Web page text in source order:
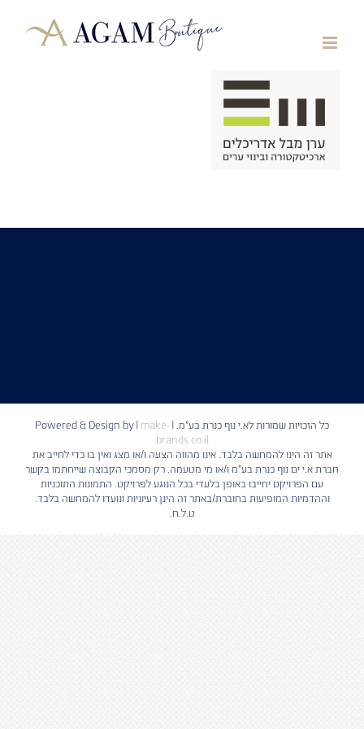
כל הזכויות שמורות לא.י נוף כנרת בע"מ. | Powered & Design by | make-
brands.co.il
אתר זה הינו להמחשה בלבד. אינו מהווה הצעה ו/או מצג ואין בו כדי לחייב את
חברת א.י ים נוף כנרת בע"מ ו/או מי מטעמה. רק מסמכי הקבוצה שייחתמו בקשר
עם הפרויקט יחייבו באופן בלעדי בכל הנוגע לפרויקט. התמונות התוכניות
וההדמיות המופיעות בחוברת/באתר זה הינן רעיוניות ונועדו להמחשה בלבד.
ט.ל.ח.